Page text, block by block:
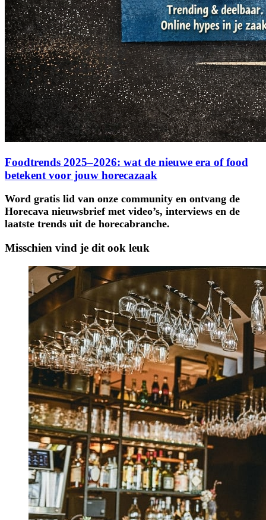
Foodtrends 2025–2026: wat de nieuwe era of food
betekent voor jouw horecazaak
Word gratis lid van onze community en ontvang de
Horecava nieuwsbrief met video’s, interviews en de
laatste trends uit de horecabranche.
Misschien vind je dit ook leuk